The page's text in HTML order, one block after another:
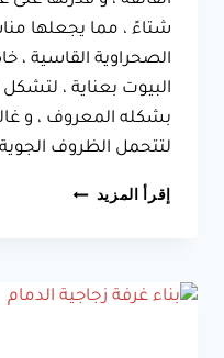
شتاءً ، مما يجعلها
الصحراوية القاسية ،
البيوت بعناية ،
بشكله المعروف ، و
لتتحمل الظروف
إقرأ المزيد تفصيل
مع